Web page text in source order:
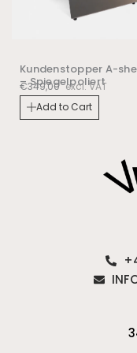
Kundenstopper A-
– Spiegelpoliert
€349,00 excl. VAT
Add to Cart